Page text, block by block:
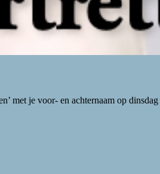
met je voor- en achternaam op dinsdag